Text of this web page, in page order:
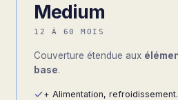
Medium
12 À 60 MOIS
Couverture étendue aux
base.
+ Alimentation,